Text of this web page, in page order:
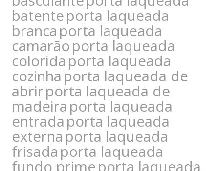
batenteporta laqueada
branca porta laqueada
camarãoporta laqueada
colorida porta laqueada
cozinha porta laqueada de
abrirporta laqueada de
madeira porta laqueada
entrada porta laqueada
externa porta laqueada
frisada porta laqueada
fundo primeporta laqueada